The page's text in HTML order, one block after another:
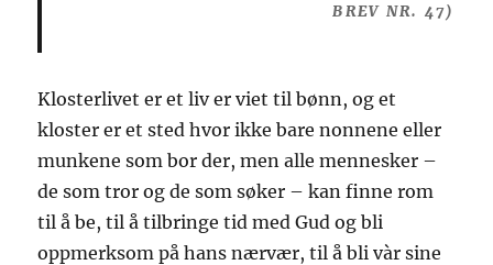
BREV NR. 47)
Klosterlivet er et liv er viet til bønn, og et
kloster er et sted hvor ikke bare nonnene eller
munkene som bor der, men alle mennesker –
de som tror og de som søker – kan finne rom
til å be, til å tilbringe tid med Gud og bli
oppmerksom på hans nærvær, til å bli vàr sine